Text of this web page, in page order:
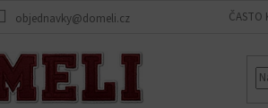
objednavky@domeli.cz ČASTO